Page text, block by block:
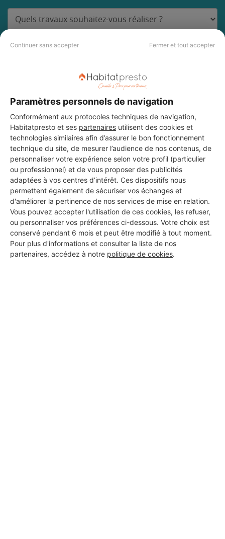
Continuer sans accepter Fermer et tout accepter
Paramètres personnels de navigation
Conformément aux protocoles techniques de navigation,
Habitatpresto et ses partenaires utilisent des cookies et
technologies similaires afin d’assurer le bon fonctionnement
technique du site, de mesurer l’audience de nos contenus, de
personnaliser votre expérience selon votre profil (particulier
ou professionnel) et de vous proposer des publicités
adaptées à vos centres d’intérêt. Ces dispositifs nous
permettent également de sécuriser vos échanges et
d'améliorer la pertinence de nos services de mise en relation.
Vous pouvez accepter l'utilisation de ces cookies, les refuser,
ou personnaliser vos préférences ci-dessous. Votre choix est
conservé pendant 6 mois et peut être modifié à tout moment.
Pour plus d'informations et consulter la liste de nos
partenaires, accédez à notre politique de cookies.
Les 2 autres Installateurs
d'alarmes pour vos travaux à
Marignier
Agy électricité générale
Marignier
Voir sa fiche